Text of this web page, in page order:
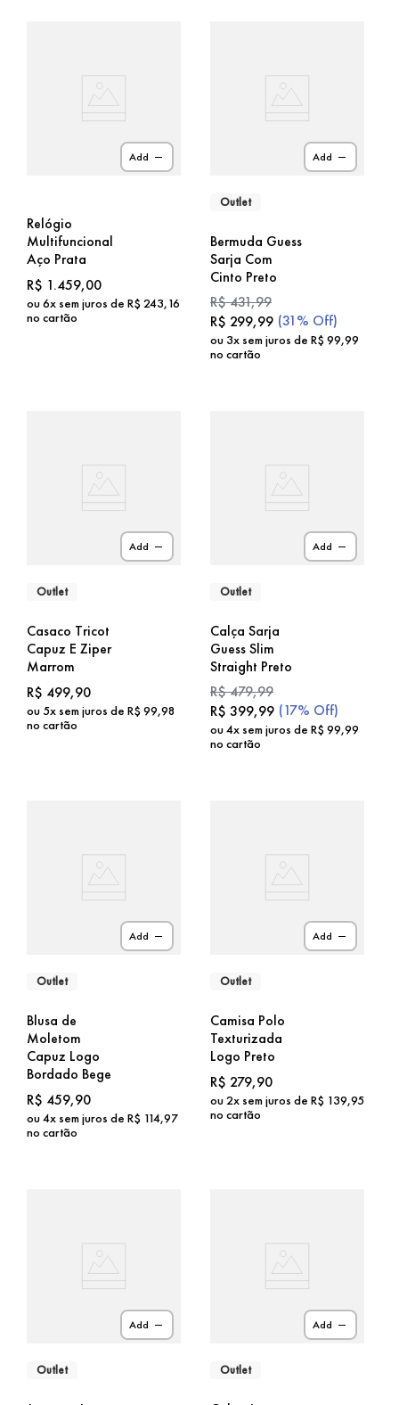
Add
Relógio
Multifuncional
Aço Prata
R$ 1.459,00
ou6x sem juros de R$ 243,16
no cartão
Add
Outlet
Bermuda Guess
Sarja Com
Cinto Preto
R$431,99
R$ 299,99 (31% Off)
ou 3x sem juros de R$ 99,99
no cartão
Add
Outlet
Casaco Tricot
Capuz E Ziper
Marrom
R$ 499,90
ou5x sem juros de R$ 99,98
no cartão
Add
Outlet
Calça Sarja
Guess Slim
Straight Preto
R$479,99
R$ 399,99 (17% Off)
ou4x sem juros de R$ 99,99
no cartão
Add
Outlet
Blusa de
Moletom
Capuz Logo
Bordado Bege
R$ 459,90
ou4x sem juros de R$ 114,97
no cartão
Add
Outlet
Camisa Polo
Texturizada
Logo Preto
R$ 279,90
ou2x sem juros de R$ 139,95
no cartão
Add
Outlet
Add
Outlet